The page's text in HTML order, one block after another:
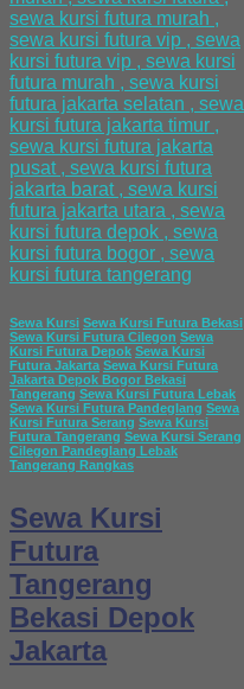
Sewa Kursi Sewa Kursi Futura Bekasi
Sewa Kursi Futura Cilegon Sewa
Kursi Futura Depok Sewa Kursi
Futura Jakarta Sewa Kursi Futura
Jakarta Depok Bogor Bekasi
Tangerang Sewa Kursi Futura Lebak
Sewa Kursi Futura Pandeglang Sewa
Kursi Futura Serang Sewa Kursi
Futura Tangerang Sewa Kursi Serang
Cilegon Pandeglang Lebak
Tangerang Rangkas
Sewa Kursi
Futura
Tangerang
Bekasi Depok
Jakarta